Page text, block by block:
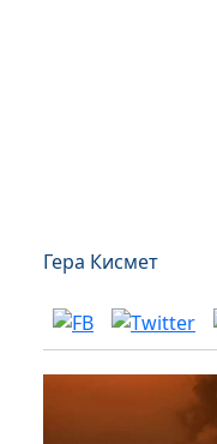
Гера Кисмет